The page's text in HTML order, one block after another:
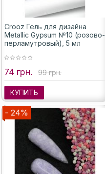
Crooz Гель для дизайна
Metallic Gypsum №10 (розово-
перламутровый), 5 мл
74 грн. 99 грн.
КУПИТЬ
- 24%